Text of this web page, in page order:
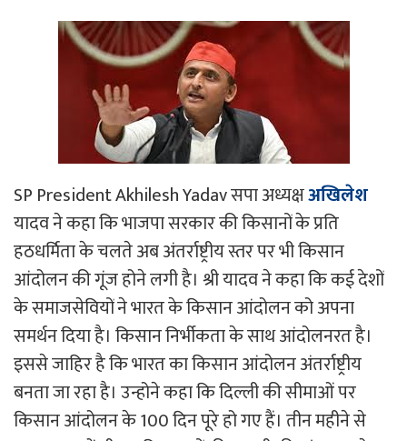
SP President Akhilesh Yadav सपा अध्यक्षअखिलेश
यादव ने कहा कि भाजपा सरकार की किसानों के प्रति
हठधर्मिता के चलते अब अंतर्राष्ट्रीय स्तर पर भी किसान
आंदोलन की गूंज होने लगी है। श्री यादव ने कहा कि कई देशों
के समाजसेवियों ने भारत के किसान आंदोलन को अपना
समर्थन दिया है। किसान निर्भीकता के साथ आंदोलनरत है।
इससे जाहिर है कि भारत का किसान आंदोलन अंतर्राष्ट्रीय
बनता जा रहा है। उन्होने कहा कि दिल्ली की सीमाओं पर
किसान आंदोलन के 100 दिन पूरे हो गए हैं। तीन महीने से